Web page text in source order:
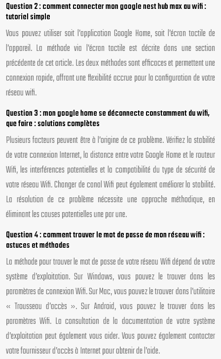
Question 2 : comment connecter mon google nest hub max au wifi :
tutoriel simple
Vous pouvez utiliser soit l’application Google Home, soit l’écran tactile de
l’appareil. La méthode via l’écran tactile est décrite dans une section
précédente de cet article. Les deux méthodes sont efficaces et permettent une
connexion rapide, offrant une flexibilité accrue pour la configuration de votre
réseau wifi.
Question 3 : mon google home se déconnecte constamment du wifi,
que faire : solutions complètes
Plusieurs facteurs peuvent être à l’origine de ce problème. Vérifiez la stabilité
de votre connexion Internet, la distance entre votre Google Home et le routeur
Wifi, les interférences potentielles et la compatibilité du type de sécurité de
votre réseau Wifi. Changer de canal Wifi peut également améliorer la stabilité.
La résolution de ce problème nécessite une approche méthodique, en
éliminant les causes potentielles une par une.
Question 4 : comment trouver le mot de passe de mon réseau wifi :
astuces et méthodes
La méthode pour trouver le mot de passe de votre réseau Wifi dépend de votre
système d’exploitation. Sur Windows, vous pouvez le trouver dans les
paramètres de connexion Wifi. Sur Mac, vous pouvez le trouver dans l’utilitaire
« Trousseau d’accès ». Sur Android, vous pouvez le trouver dans les
paramètres Wifi. La consultation de la documentation de votre système
d’exploitation peut également vous aider. Vous pouvez également contacter
votre fournisseur d’accès à Internet pour obtenir de l’aide.